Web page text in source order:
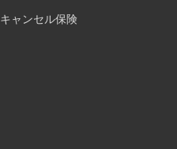
キャンセル保険